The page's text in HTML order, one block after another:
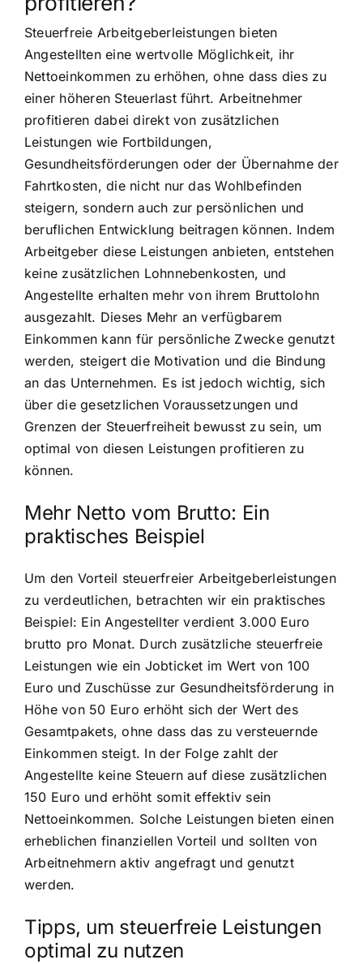
Steuerfreie Arbeitgeberleistungen bieten
Angestellten eine wertvolle Möglichkeit, ihr
Nettoeinkommen zu erhöhen, ohne dass dies zu
einer höheren Steuerlast führt. Arbeitnehmer
profitieren dabei direkt von zusätzlichen
Leistungen wie Fortbildungen,
Gesundheitsförderungen oder der Übernahme der
Fahrtkosten, die nicht nur das Wohlbefinden
steigern, sondern auch zur persönlichen und
beruflichen Entwicklung beitragen können. Indem
Arbeitgeber diese Leistungen anbieten, entstehen
keine zusätzlichen Lohnnebenkosten, und
Angestellte erhalten mehr von ihrem Bruttolohn
ausgezahlt. Dieses Mehr an verfügbarem
Einkommen kann für persönliche Zwecke genutzt
werden, steigert die Motivation und die Bindung
an das Unternehmen. Es ist jedoch wichtig, sich
über die gesetzlichen Voraussetzungen und
Grenzen der Steuerfreiheit bewusst zu sein, um
optimal von diesen Leistungen profitieren zu
können.
Mehr Netto vom Brutto: Ein
praktisches Beispiel
Um den Vorteil steuerfreier Arbeitgeberleistungen
zu verdeutlichen, betrachten wir ein praktisches
Beispiel: Ein Angestellter verdient 3.000 Euro
brutto pro Monat. Durch zusätzliche steuerfreie
Leistungen wie ein Jobticket im Wert von 100
Euro und Zuschüsse zur Gesundheitsförderung in
Höhe von 50 Euro erhöht sich der Wert des
Gesamtpakets, ohne dass das zu versteuernde
Einkommen steigt. In der Folge zahlt der
Angestellte keine Steuern auf diese zusätzlichen
150 Euro und erhöht somit effektiv sein
Nettoeinkommen. Solche Leistungen bieten einen
erheblichen finanziellen Vorteil und sollten von
Arbeitnehmern aktiv angefragt und genutzt
werden.
Tipps, um steuerfreie Leistungen
optimal zu nutzen